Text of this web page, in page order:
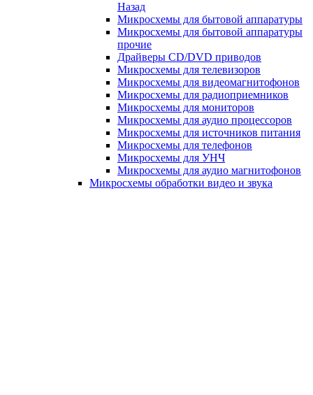
Назад
Микросхемы для бытовой аппаратуры
Микросхемы для бытовой аппаратуры
прочие
Драйверы CD/DVD приводов
Микросхемы для телевизоров
Микросхемы для видеомагнитофонов
Микросхемы для радиоприемников
Микросхемы для мониторов
Микросхемы для аудио процессоров
Микросхемы для источников питания
Микросхемы для телефонов
Микросхемы для УНЧ
Микросхемы для аудио магнитофонов
Микросхемы обработки видео и звука